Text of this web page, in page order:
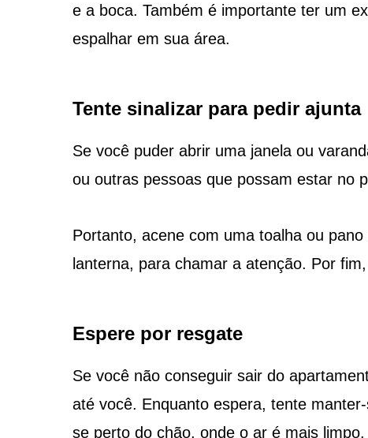
e a boca. Também é importante ter um
espalhar em sua área.
Tente sinalizar para pedir ajunta
Se você puder abrir uma janela ou
ou outras pessoas que possam estar no
Portanto, acene com uma toalha ou
lanterna, para chamar a atenção. Por
Espere por resgate
Se você não conseguir sair do
até você. Enquanto espera, tente
se perto do chão, onde o ar é mais limpo.